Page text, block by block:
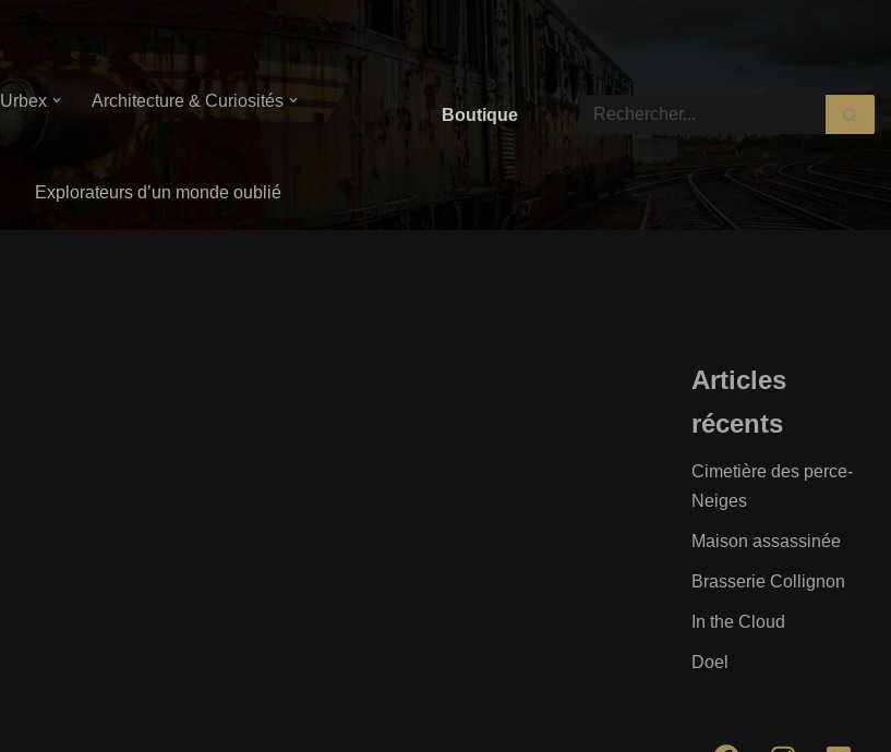
Urbex
Architecture & Curiosités
Boutique
Explorateurs d’un monde oublié
Articles
récents
Cimetière des perce-
Neiges
Maison assassinée
Brasserie Collignon
In the Cloud
Doel